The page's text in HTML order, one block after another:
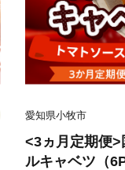
愛知県小牧市
<3ヵ月定期便
ルキャベツ（6P